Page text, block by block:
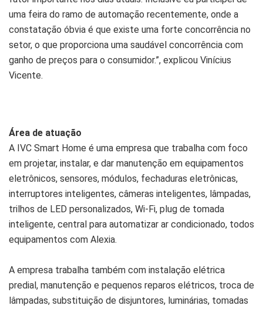
uma feira do ramo de automação recentemente, onde a
constatação óbvia é que existe uma forte concorrência no
setor, o que proporciona uma saudável concorrência com
ganho de preços para o consumidor.”, explicou Vinícius
Vicente.
Área de atuação
A IVC Smart Home é uma empresa que trabalha com foco
em projetar, instalar, e dar manutenção em equipamentos
eletrônicos, sensores, módulos, fechaduras eletrônicas,
interruptores inteligentes, câmeras inteligentes, lâmpadas,
trilhos de LED personalizados, Wi-Fi, plug de tomada
inteligente, central para automatizar ar condicionado, todos
equipamentos com Alexia.
A empresa trabalha também com instalação elétrica
predial, manutenção e pequenos reparos elétricos, troca de
lâmpadas, substituição de disjuntores, luminárias, tomadas